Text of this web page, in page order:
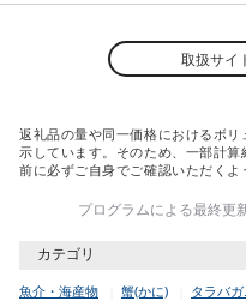
取扱サイ
返礼品の量や同一価格におけるボ
示しています。そのため、一部計
前に必ずご自身でご確認いただくよ
プログラムによる最終更
カテゴリ
魚介・海産物 蟹(かに) タラバガ